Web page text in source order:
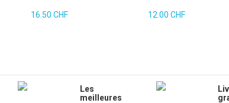
16.50 CHF 12.00 CHF
Les
meilleures